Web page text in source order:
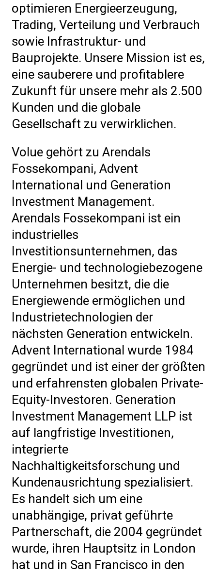
optimieren Energieerzeugung,
Trading, Verteilung und Verbrauch
sowie Infrastruktur- und
Bauprojekte. Unsere Mission ist es,
eine sauberere und profitablere
Zukunft für unsere mehr als 2.500
Kunden und die globale
Gesellschaft zu verwirklichen.
Volue gehört zu Arendals
Fossekompani, Advent
International und Generation
Investment Management.
Arendals Fossekompani ist ein
industrielles
Investitionsunternehmen, das
Energie- und technologiebezogene
Unternehmen besitzt, die die
Energiewende ermöglichen und
Industrietechnologien der
nächsten Generation entwickeln.
Advent International wurde 1984
gegründet und ist einer der größten
und erfahrensten globalen Private-
Equity-Investoren. Generation
Investment Management LLP ist
auf langfristige Investitionen,
integrierte
Nachhaltigkeitsforschung und
Kundenausrichtung spezialisiert.
Es handelt sich um eine
unabhängige, privat geführte
Partnerschaft, die 2004 gegründet
wurde, ihren Hauptsitz in London
hat und in San Francisco in den